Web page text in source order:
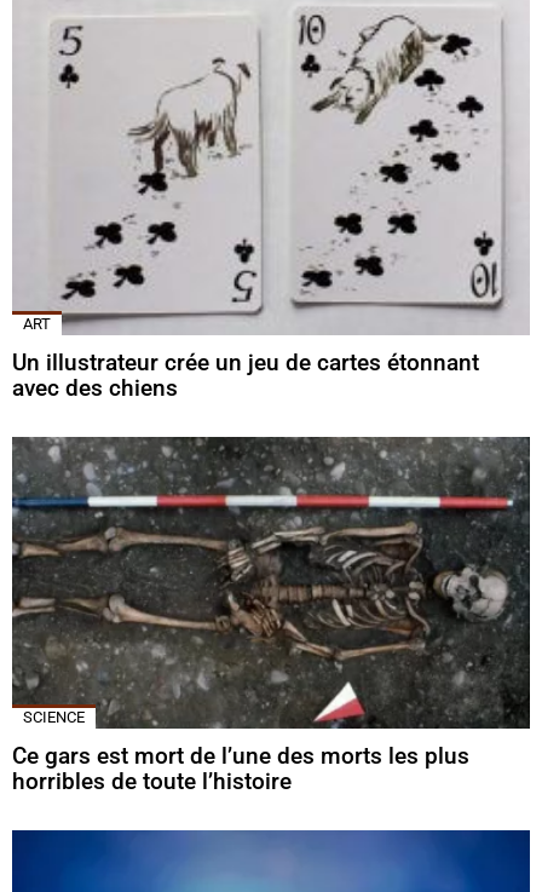
ART
Un illustrateur crée un jeu de cartes étonnant
avec des chiens
SCIENCE
Ce gars est mort de l’une des morts les plus
horribles de toute l’histoire